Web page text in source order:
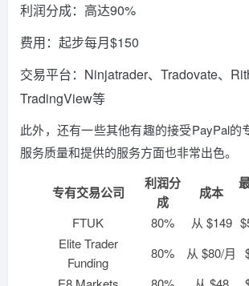
利润分成：高达90%
费用：起步每月$150
交易平台：Ninjatrader、Tradovate、
TradingView等
此外，还有一些其他有趣的接受PayPal的
服务质量和提供的服务方面也非常出色。
专有交易公司
利润分
成
成本
FTUK 80% 从 $149
Elite Trader
Funding
80% 从 $80/月